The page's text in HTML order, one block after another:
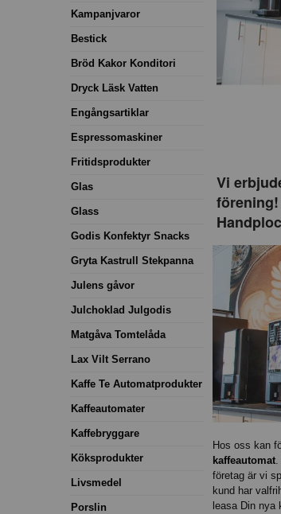
Kampanjvaror
Bestick
Bröd Kakor Konditori
Dryck Läsk Vatten
Engångsartiklar
Espressomaskiner
Fritidsprodukter
Glas
Glass
Godis Konfektyr Snacks
Gryta Kastrull Stekpanna
Julens gåvor
Julchoklad Julgodis
Matgåva Tomtelåda
Lax Vilt Serrano
Kaffe Te Automatprodukter
Kaffeautomater
Kaffebryggare
Köksprodukter
Livsmedel
Porslin
Vi
Hos oss kan
kaffeautomat.
företag är vi
kund har
leasa Din nya